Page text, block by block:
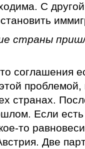
С
страны
соглашения
странах.
Если есть
то
Две